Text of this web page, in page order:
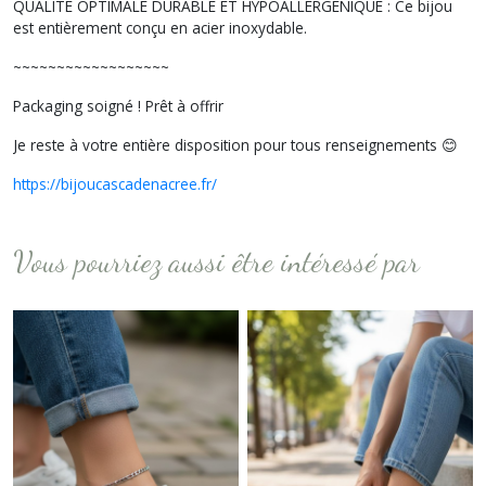
QUALITÉ OPTIMALE DURABLE ET HYPOALLERGÉNIQUE : Ce bijou
est entièrement conçu en acier inoxydable.
~~~~~~~~~~~~~~~~~~
Packaging soigné ! Prêt à offrir
Je reste à votre entière disposition pour tous renseignements 😊
https://bijoucascadenacree.fr/
Vous pourriez aussi être intéressé par